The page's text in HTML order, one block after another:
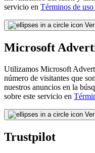
servicio en Términos de
Microsoft
Utilizamos Microsoft
número de visitantes que
nuestros anuncios en la
sobre este servicio en
Trustpilot